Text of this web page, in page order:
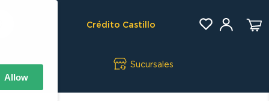
Crédito Castillo
Sucursales
Allow